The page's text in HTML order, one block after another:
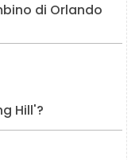
di Orlando
Hill'?